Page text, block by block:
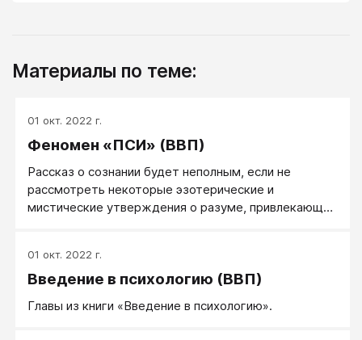
Материалы по теме:
01 окт. 2022 г.
Феномен «ПСИ» (ВВП)
Рассказ о сознании будет неполным, если не
рассмотреть некоторые эзотерические и
мистические утверждения о разуме, привлекающие
ли человеческие существа получать информацию
способами, в которых отсутствует стимуляция
физические события чисто умственными
01 окт. 2022 г.
Введение в психологию (ВВП)
Главы из книги «Введение в психологию».